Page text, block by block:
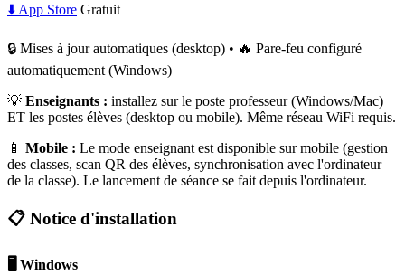
⬇️ App Store Gratuit
🔒 Mises à jour automatiques (desktop) • 🔥 Pare-feu configuré
automatiquement (Windows)
💡 Enseignants : installez sur le poste professeur (Windows/Mac)
ET les postes élèves (desktop ou mobile). Même réseau WiFi requis.
📱 Mobile : Le mode enseignant est disponible sur mobile (gestion
des classes, scan QR des élèves, synchronisation avec l'ordinateur
de la classe). Le lancement de séance se fait depuis l'ordinateur.
📋 Notice d'installation
🖥️ Windows